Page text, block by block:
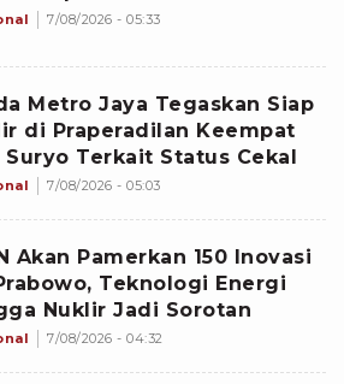
7/08/2026 - 05:33
Metro Jaya Tegaskan Siap
di Praperadilan Keempat
Suryo Terkait Status Cekal
7/08/2026 - 05:03
Akan Pamerkan 150 Inovasi
Teknologi Energi
Nuklir Jadi Sorotan
7/08/2026 - 04:32